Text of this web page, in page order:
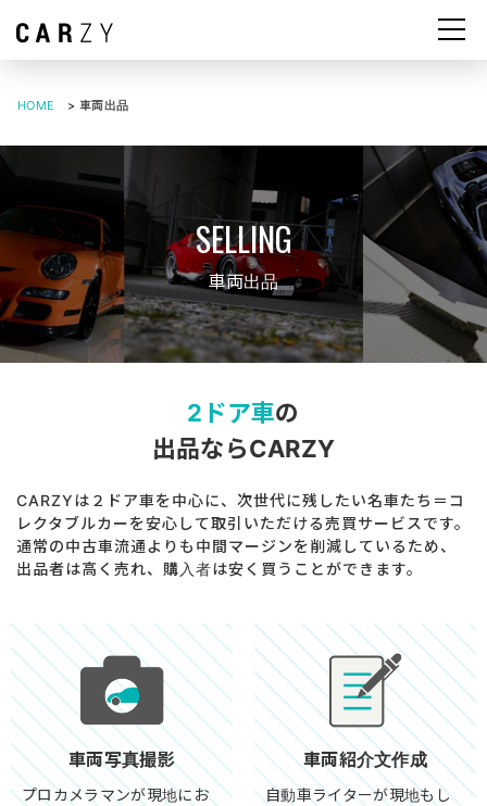
HOME > 車両出品
車両出品
2ドア車の
出品ならCARZY
CARZYは２ドア車を中心に、次世代に残したい名車たち＝コ
レクタブルカーを安心して取引いただける売買サービスです。
通常の中古車流通よりも中間マージンを削減しているため、
出品者は高く売れ、購入者は安く買うことができます。
車両写真撮影
プロカメラマンが現地にお
車両紹介文作成
自動車ライターが現地もし